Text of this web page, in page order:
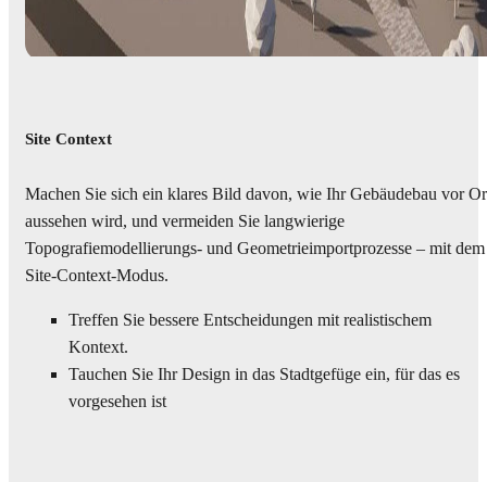
Site Context
Machen Sie sich ein klares Bild davon, wie Ihr Gebäudebau vor
aussehen wird, und vermeiden Sie langwierige
Topografiemodellierungs- und Geometrieimportprozesse – mit dem
Site-Context-Modus.
Treffen Sie bessere Entscheidungen mit realistischem
Kontext.
Tauchen Sie Ihr Design in das Stadtgefüge ein, für das es
vorgesehen ist